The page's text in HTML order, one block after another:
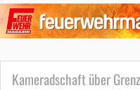
Kameradschaft über